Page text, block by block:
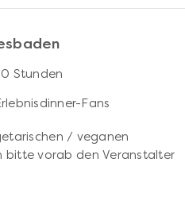
Stunden
Fans
/ veganen
bitte vorab den Veranstalter